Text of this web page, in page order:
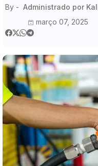
By - Administrado por
março 07, 2025